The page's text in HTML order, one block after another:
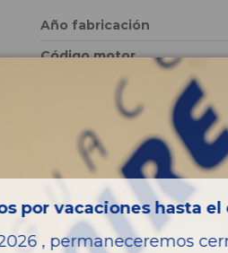
Año fabricación
Código motor
Kilometraje
Combustible
Versión
Potencia
por vacaciones hasta el
, permaneceremos